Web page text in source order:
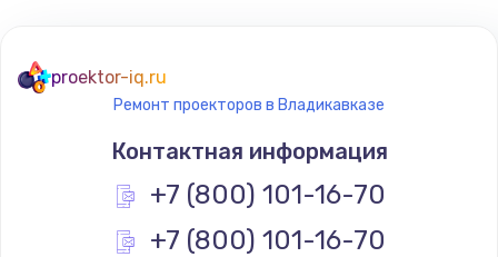
proektor-iq.ru
Ремонт проекторов в Владикавказе
Контактная информация
+7 (800) 101-16-70
+7 (800) 101-16-70